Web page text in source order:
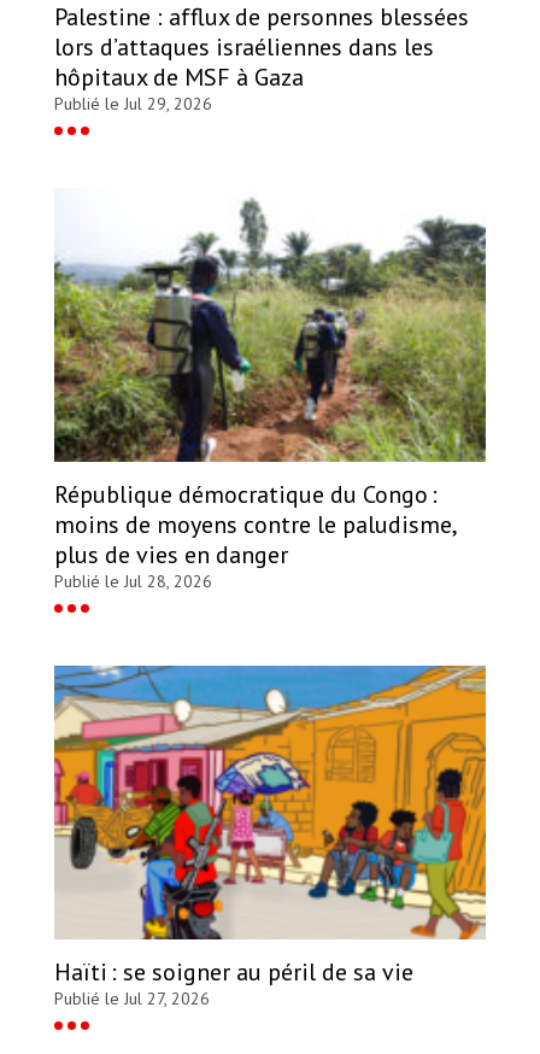
Palestine : afflux de personnes blessées
lors d’attaques israéliennes dans les
hôpitaux de MSF à Gaza
Publié le Jul 29, 2026
République démocratique du Congo :
moins de moyens contre le paludisme,
plus de vies en danger
Publié le Jul 28, 2026
Haïti : se soigner au péril de sa vie
Publié le Jul 27, 2026